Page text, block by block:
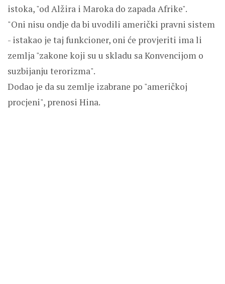
istoka, "od Alžira i Maroka do zapada Afrike".
"Oni nisu ondje da bi uvodili američki pravni sistem
- istakao je taj funkcioner, oni će provjeriti ima li
zemlja "zakone koji su u skladu sa Konvencijom o
suzbijanju terorizma".
Dodao je da su zemlje izabrane po "američkoj
procjeni", prenosi Hina.